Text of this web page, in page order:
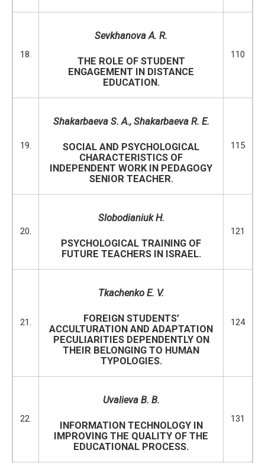
18.
Sevkhanova A. R.
THE ROLE OF STUDENT
ENGAGEMENT IN DISTANCE
EDUCATION.
110
19.
Shakarbaeva S. A., Shakarbaeva R. E.
SOCIAL AND PSYCHOLOGICAL
CHARACTERISTICS OF
INDEPENDENT WORK IN PEDAGOGY
SENIOR TEACHER.
115
20.
Slobodianiuk H.
PSYCHOLOGICAL TRAINING OF
FUTURE TEACHERS IN ISRAEL.
121
21.
Tkachenko E. V.
FOREIGN STUDENTS’
ACCULTURATION AND ADAPTATION
PECULIARITIES DEPENDENTLY ON
THEIR BELONGING TO HUMAN
TYPOLOGIES.
124
22.
Uvalieva B. B.
INFORMATION TECHNOLOGY IN
IMPROVING THE QUALITY OF THE
EDUCATIONAL PROCESS.
131